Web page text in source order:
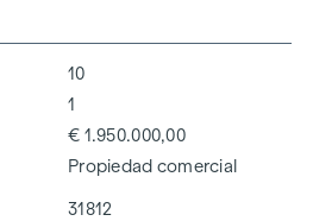
10
1
€ 1.950.000,00
Propiedad comercial
31812